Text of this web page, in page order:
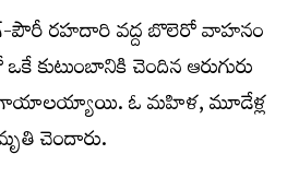
పౌరీ రహదారి వద్ద బొలెరో వాహనం
చెందిన ఆరుగురు
ఓ మహిళ, మూడేళ్ల
చెందారు.